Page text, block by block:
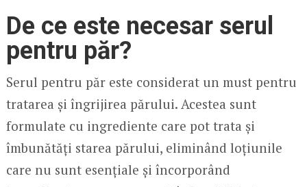
De ce este necesar serul
pentru păr?
Serul pentru păr este considerat un must pentru
tratarea și îngrijirea părului. Acestea sunt
formulate cu ingrediente care pot trata și
îmbunătăți starea părului, eliminând loțiunile
care nu sunt esențiale și încorporând